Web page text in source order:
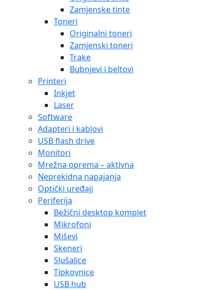
Zamjenske tinte
Toneri
Originalni toneri
Zamjenski toneri
Trake
Bubnjevi i beltovi
Printeri
Inkjet
Laser
Software
Adapteri i kablovi
USB flash drive
Monitori
Mrežna oprema – aktivna
Neprekidna napajanja
Optički uređaji
Periferija
Bežični desktop komplet
Mikrofoni
Miševi
Skeneri
Slušalice
Tipkovnice
USB hub